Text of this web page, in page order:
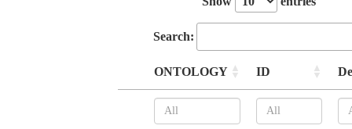
Search:
ONTOLOGY ID